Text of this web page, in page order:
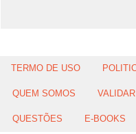
TERMO DE USO
QUEM SOMOS
QUESTÕES E-BOOKS